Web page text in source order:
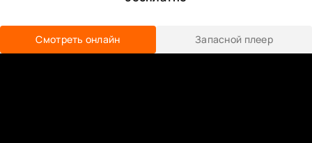
Смотреть онлайн Запасной плеер